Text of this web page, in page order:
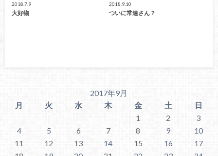
2018.7.9
大好物
2018.9.10
ついに常連さん？
2017年9月
月
火 水 木 金 土
日
1
2
3
4
5 6 7 8 9
10
11
12 13 14 15 16
17